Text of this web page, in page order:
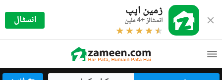
زمین اپپ
انسٹالز +4 ملین انسٹال